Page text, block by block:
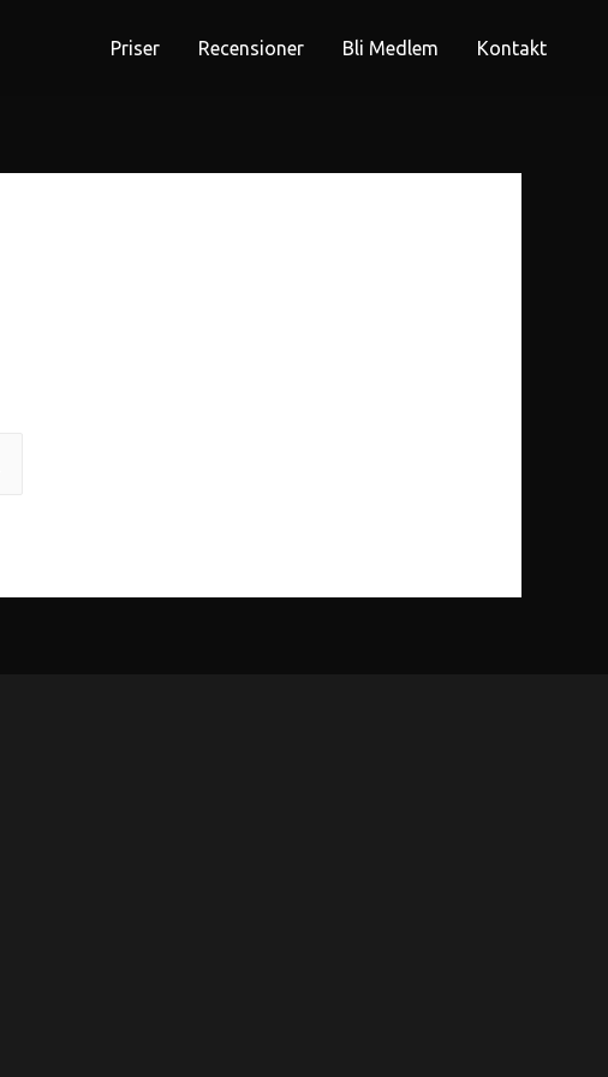
Priser Recensioner Bli Medlem Kontakt